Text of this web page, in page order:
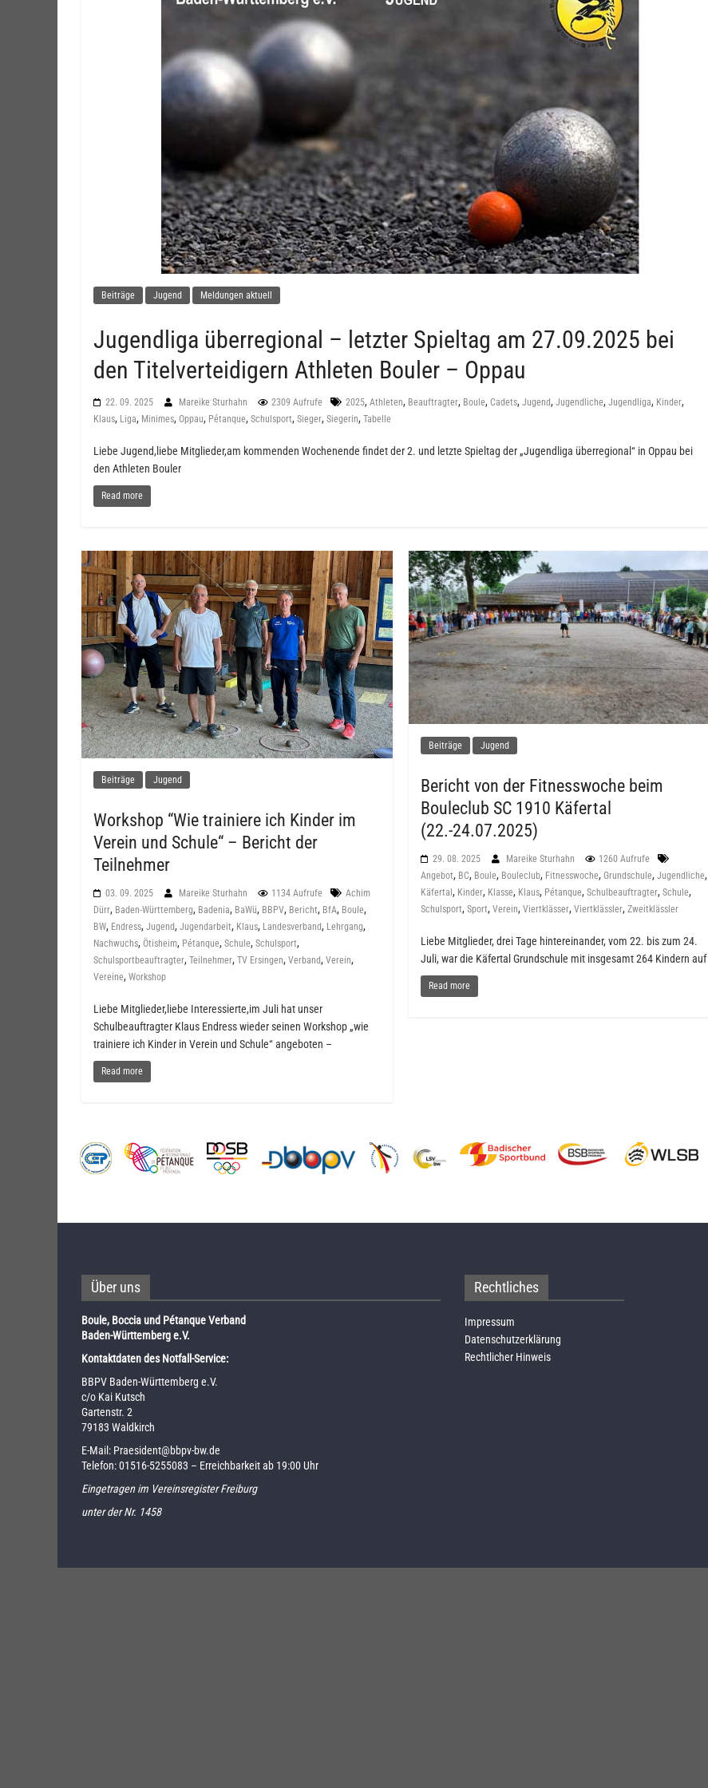
Beiträge Jugend Meldungen aktuell
Jugendliga überregional – letzter Spieltag am 27.09.2025 bei
den Titelverteidigern Athleten Bouler – Oppau
22. 09. 2025 Mareike Sturhahn 2309 Aufrufe 2025, Athleten, Beauftragter, Boule, Cadets, Jugend, Jugendliche, Jugendliga, Kinder,
Klaus, Liga, Minimes, Oppau, Pétanque, Schulsport, Sieger, Siegerin, Tabelle
Liebe Jugend,liebe Mitglieder,am kommenden Wochenende findet der 2. und letzte Spieltag der „Jugendliga überregional“ in Oppau bei
den Athleten Bouler
Read more
Beiträge Jugend
Workshop “Wie trainiere ich Kinder im
Verein und Schule“ – Bericht der
Teilnehmer
03. 09. 2025 Mareike Sturhahn 1134 Aufrufe
Achim
Dürr, Baden-Württemberg, Badenia, BaWü, BBPV, Bericht, BfA, Boule,
BW, Endress, Jugend, Jugendarbeit, Klaus, Landesverband, Lehrgang,
Nachwuchs, Ötisheim, Pétanque, Schule, Schulsport,
Schulsportbeauftragter, Teilnehmer, TV Ersingen, Verband, Verein,
Vereine, Workshop
Liebe Mitglieder,liebe Interessierte,im Juli hat unser
Schulbeauftragter Klaus Endress wieder seinen Workshop „wie
trainiere ich Kinder in Verein und Schule“ angeboten –
Read more
Beiträge Jugend
Bericht von der Fitnesswoche beim
Bouleclub SC 1910 Käfertal
(22.-24.07.2025)
29. 08. 2025 Mareike Sturhahn
1260 Aufrufe
Angebot, BC, Boule, Bouleclub, Fitnesswoche,Grundschule,Jugendliche,
Käfertal, Kinder, Klasse, Klaus, Pétanque,Schulbeauftragter,Schule,
Schulsport,Sport,Verein,Viertklässer,Viertklässler,Zweitklässler
Liebe Mitglieder, drei Tage hintereinander, vom 22. bis zum 24.
Juli, war die Käfertal Grundschule mit insgesamt 264 Kindern auf
Read more
Über uns
Boule, Boccia und Pétanque Verband
Baden-Württemberg e.V.
Kontaktdaten des Notfall-Service:
BBPV Baden-Württemberg e.V.
c/o Kai Kutsch
Gartenstr. 2
79183 Waldkirch
E-Mail: Praesident@bbpv-bw.de
Telefon:01516-5255083 – Erreichbarkeit ab 19:00 Uhr
Eingetragen im Vereinsregister Freiburg
unter der Nr. 1458
Rechtliches
Impressum
Datenschutzerklärung
Rechtlicher Hinweis